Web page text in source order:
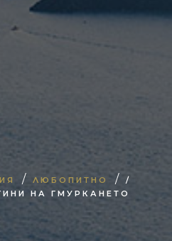
/ ЛЮБОПИТНО /
/
НА ГМУРКАНЕТО